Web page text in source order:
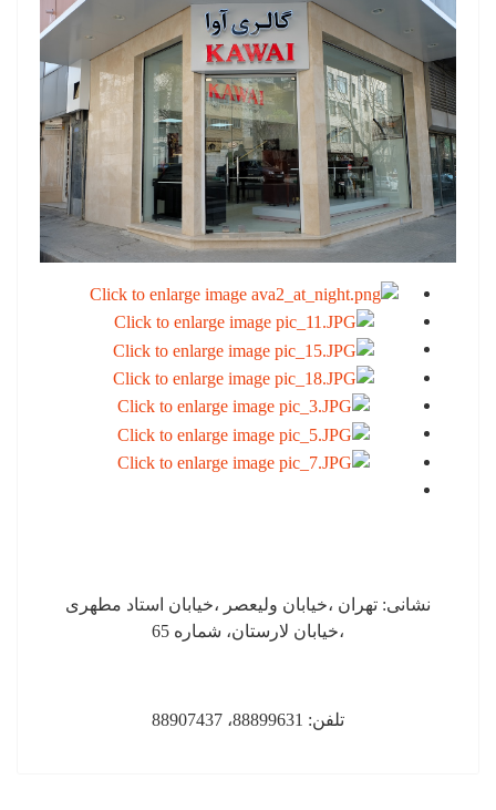
نشانی: تهران ،خیابان ولیعصر ،خیابان استاد مطهری
،خیابان لارستان، شماره 65
تلفن: 88899631، 88907437